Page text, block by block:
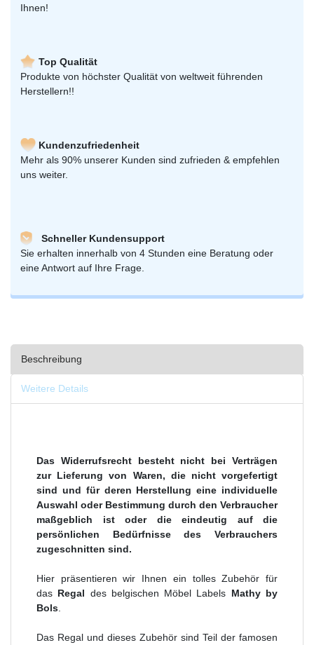
Ihnen!
Top Qualität
Produkte von höchster Qualität von weltweit führenden
Herstellern!!
Kundenzufriedenheit
Mehr als 90% unserer Kunden sind zufrieden & empfehlen
uns weiter.
Schneller Kundensupport
Sie erhalten innerhalb von 4 Stunden eine Beratung oder
eine Antwort auf Ihre Frage.
Beschreibung
Weitere Details
Das Widerrufsrecht besteht nicht bei Verträgen
zur Lieferung von Waren, die nicht vorgefertigt
sind und für deren Herstellung eine individuelle
Auswahl oder Bestimmung durch den Verbraucher
maßgeblich ist oder die eindeutig auf die
persönlichen Bedürfnisse des Verbrauchers
zugeschnitten sind.
Hier präsentieren wir Ihnen ein tolles Zubehör für
das Regal des belgischen Möbel Labels Mathy by
Bols
Das Regal und dieses Zubehör sind Teil der famosen